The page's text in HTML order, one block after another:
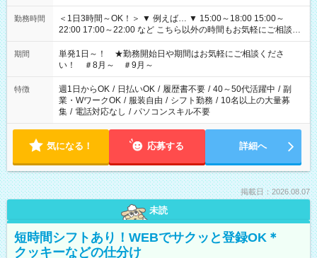
勤務時間
＜1日3時間～OK！＞ ▼ 例えば… ▼ 15:00～18:00 15:00～
22:00 17:00～22:00 など こちら以外の時間もお気軽にご相談く
ださい！
期間
単発1日～！ ★勤務開始日や期間はお気軽にご相談くださ
い！ ＃8月～ ＃9月～
特徴 週1日からOK / 日払いOK / 履歴書不要 / 40～50代活躍中 / 副
業・WワークOK / 服装自由 / シフト勤務 / 10名以上の大量募
集 / 電話対応なし / パソコンスキル不要
気になる！ 応募する 詳細へ
掲載日：2026.08.07
未読
短時間シフトあり！WEBでサクッと登録OK＊
クッキーなどの仕分け